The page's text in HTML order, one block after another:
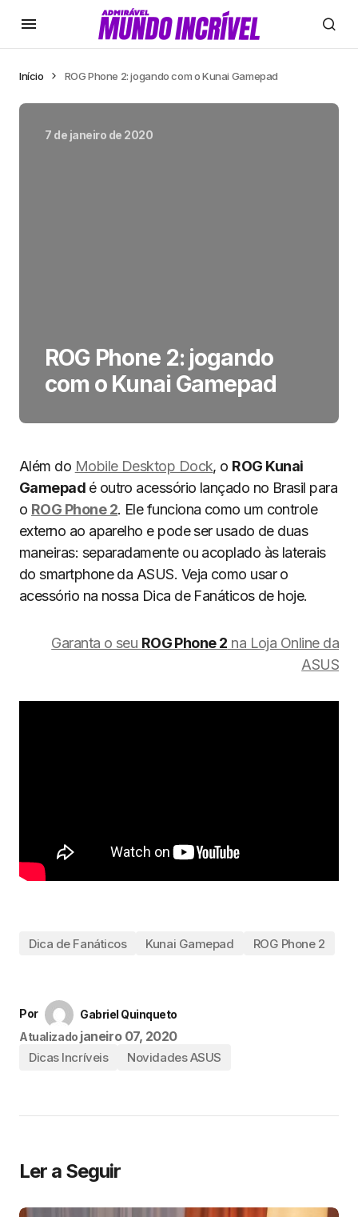
Início ROG Phone 2: jogando com o Kunai Gamepad
7 de janeiro de 2020
ROG Phone 2: jogando
com o Kunai Gamepad
Além do Mobile Desktop Dock, o ROG Kunai
Gamepad é outro acessório lançado no Brasil para
o ROG Phone 2. Ele funciona como um controle
externo ao aparelho e pode ser usado de duas
maneiras: separadamente ou acoplado às laterais
do smartphone da ASUS. Veja como usar o
acessório na nossa Dica de Fanáticos de hoje.
Garanta o seu ROG Phone 2 na Loja Online da
ASUS
Dica de Fanáticos Kunai Gamepad ROG Phone 2
Por
Gabriel Quinqueto
Atualizado janeiro 07, 2020
Dicas Incríveis Novidades ASUS
Ler a Seguir